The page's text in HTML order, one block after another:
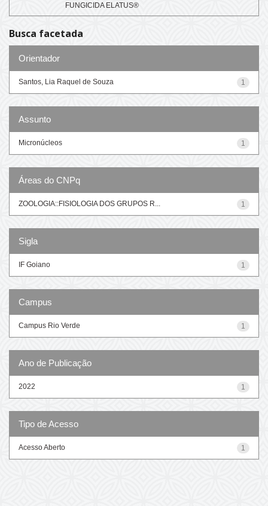
FUNGICIDA ELATUS®
Busca facetada
Orientador
1
Santos, Lia Raquel de Souza
Assunto
1
Micronúcleos
Áreas do CNPq
1
ZOOLOGIA::FISIOLOGIA DOS GRUPOS R...
Sigla
1
IF Goiano
Campus
1
Campus Rio Verde
Ano de Publicação
1
2022
Tipo de Acesso
1
Acesso Aberto